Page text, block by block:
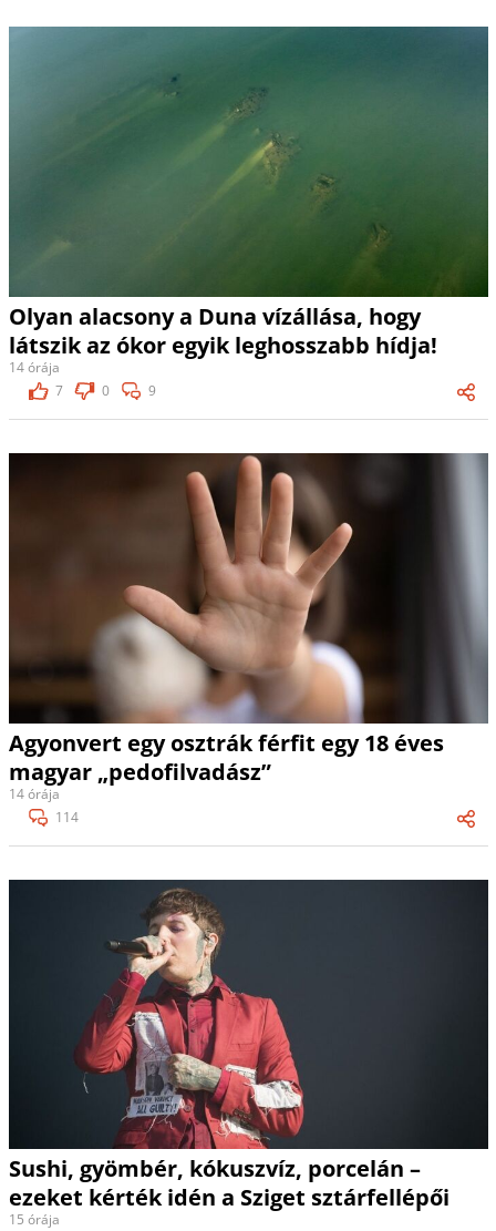
Olyan alacsony a Duna vízállása, hogy
látszik az ókor egyik leghosszabb hídja!
14 órája
7
0 9
Agyonvert egy osztrák férfit egy 18 éves
magyar „pedofilvadász”
14 órája
114
Sushi, gyömbér, kókuszvíz, porcelán –
ezeket kérték idén a Sziget sztárfellépői
15 órája